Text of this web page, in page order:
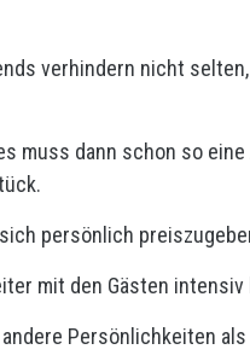
verhindern nicht
muss dann schon so
persönlich
mit den Gästen
Persönlichkeiten